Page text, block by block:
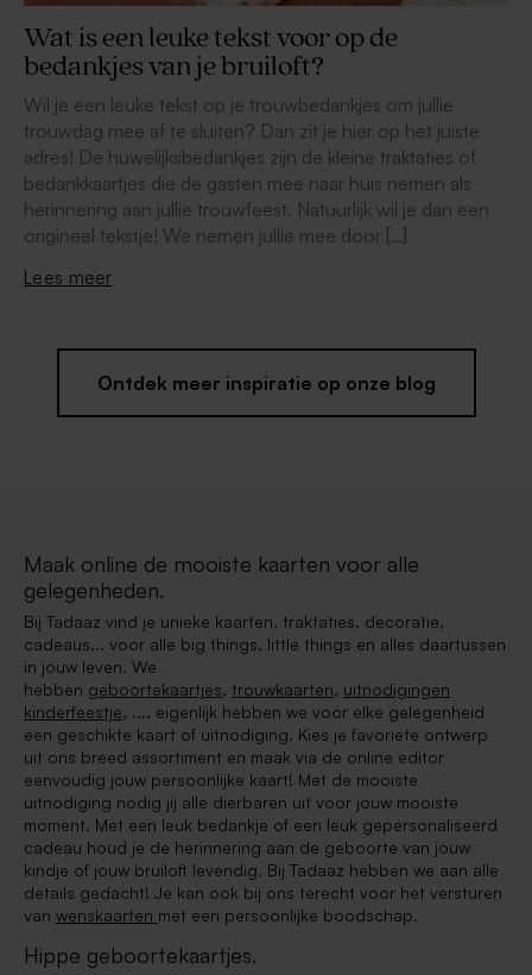
Wat is een leuke tekst voor op de
bedankjes van je bruiloft?
Wil je een leuke tekst op je trouwbedankjes om jullie
trouwdag mee af te sluiten? Dan zit je hier op het juiste
adres! De huwelijksbedankjes zijn de kleine traktaties of
bedankkaartjes die de gasten mee naar huis nemen als
herinnering aan jullie trouwfeest. Natuurlijk wil je dan een
origineel tekstje! We nemen jullie mee door […]
Lees meer
Ontdek meer inspiratie op onze blog
Maak online de mooiste kaarten voor alle
gelegenheden.
Bij Tadaaz vind je unieke kaarten, traktaties, decoratie,
cadeaus... voor alle big things, little things en alles daartussen
in jouw leven. We
hebben geboortekaartjes, trouwkaarten, uitnodigingen
kinderfeestje, ..., eigenlijk hebben we voor elke gelegenheid
een geschikte kaart of uitnodiging. Kies je favoriete ontwerp
uit ons breed assortiment en maak via de online editor
eenvoudig jouw persoonlijke kaart! Met de mooiste
uitnodiging nodig jij alle dierbaren uit voor jouw mooiste
moment. Met een leuk bedankje of een leuk gepersonaliseerd
cadeau houd je de herinnering aan de geboorte van jouw
kindje of jouw bruiloft levendig. Bij Tadaaz hebben we aan alle
details gedacht! Je kan ook bij ons terecht voor het versturen
van wenskaarten met een persoonlijke boodschap.
Hippe geboortekaartjes.